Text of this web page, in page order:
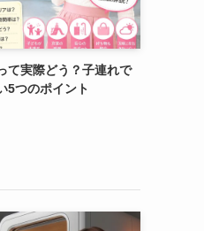
て実際どう？子連れで
5つのポイント